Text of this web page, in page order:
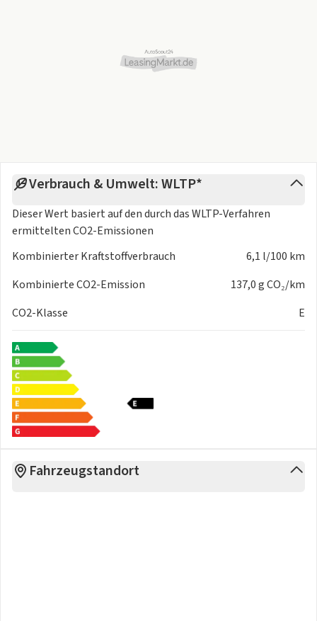
Verbrauch & Umwelt: WLTP*
Dieser Wert basiert auf den durch dasWLTP-Verfahren
ermittelten CO2-Emissionen
Kombinierter Kraftstoffverbrauch
6,1 l/100 km
Kombinierte CO2-Emission
137,0 g CO₂/km
CO2-Klasse
E
Fahrzeugstandort